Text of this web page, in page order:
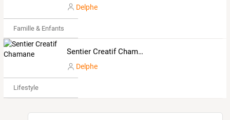
Delphe
Famille & Enfants
Sentier Creatif Chamane
Delphe
Lifestyle